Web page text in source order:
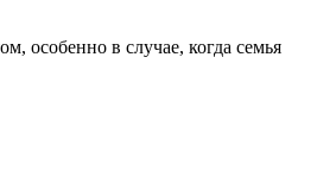
особенно в случае, когда семья